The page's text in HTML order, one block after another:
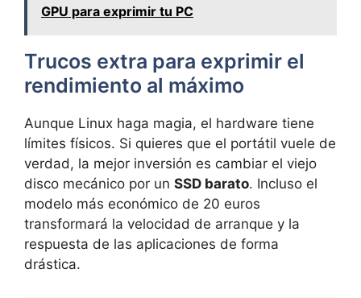
GPU para exprimir tu PC
Trucos extra para exprimir el
rendimiento al máximo
Aunque Linux haga magia, el hardware tiene
límites físicos. Si quieres que el portátil vuele de
verdad, la mejor inversión es cambiar el viejo
disco mecánico por un SSD barato. Incluso el
modelo más económico de 20 euros
transformará la velocidad de arranque y la
respuesta de las aplicaciones de forma
drástica.